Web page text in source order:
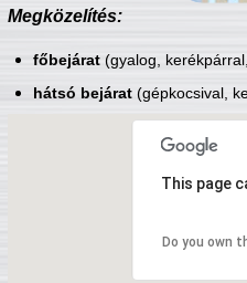
Megközelítés:
főbejárat(gyalog,
hátsó bejárat(gépkocsival,
This page
Do you own